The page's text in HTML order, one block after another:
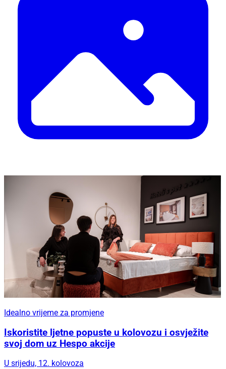
Idealno vrijeme za promjene
Iskoristite ljetne popuste u kolovozu i osvježite
svoj dom uz Hespo akcije
U srijedu, 12. kolovoza